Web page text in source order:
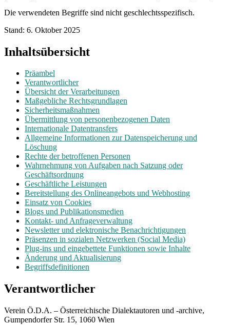
Die verwendeten Begriffe sind nicht geschlechtsspezifisch.
Stand: 6. Oktober 2025
Inhaltsübersicht
Präambel
Verantwortlicher
Übersicht der Verarbeitungen
Maßgebliche Rechtsgrundlagen
Sicherheitsmaßnahmen
Übermittlung von personenbezogenen Daten
Internationale Datentransfers
Allgemeine Informationen zur Datenspeicherung und
Löschung
Rechte der betroffenen Personen
Wahrnehmung von Aufgaben nach Satzung oder
Geschäftsordnung
Geschäftliche Leistungen
Bereitstellung des Onlineangebots und Webhosting
Einsatz von Cookies
Blogs und Publikationsmedien
Kontakt- und Anfrageverwaltung
Newsletter und elektronische Benachrichtigungen
Präsenzen in sozialen Netzwerken (Social Media)
Plug-ins und eingebettete Funktionen sowie Inhalte
Änderung und Aktualisierung
Begriffsdefinitionen
Verantwortlicher
Verein Ö.D.A. – Österreichische Dialektautoren und -archive,
Gumpendorfer Str. 15, 1060 Wien